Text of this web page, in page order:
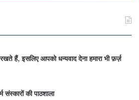
हैं, इसलिए आपको धन्यवाद देना हमारा भी फ़र्ज़
की पाठशाला